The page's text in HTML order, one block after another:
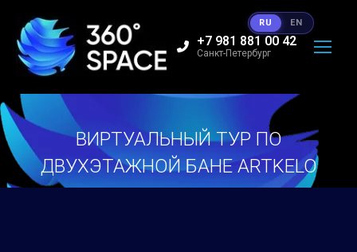
+7 981 881 00 42
Санкт-Петербург
ВИРТУАЛЬНЫЙ ТУР ПО
ДВУХЭТАЖНОЙ БАНЕ ARTKELO
Вы здесь:
RU EN